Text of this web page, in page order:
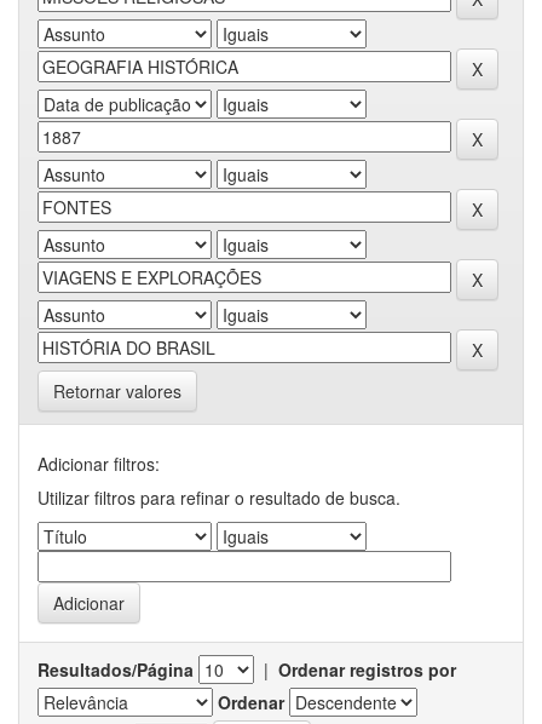
Retornar valores
Adicionar filtros:
Utilizar filtros para refinar o resultado de busca.
Resultados/Página | Ordenar registros por
Ordenar